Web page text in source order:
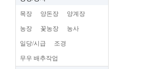
목장 양돈장 양계장
농장 꽃농장 농사
일당/시급 조경
무우 배추작업